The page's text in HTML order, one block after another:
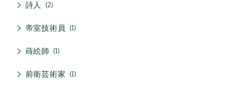
詩人 2
帝室技術員 1
蒔絵師 1
前衛芸術家 1